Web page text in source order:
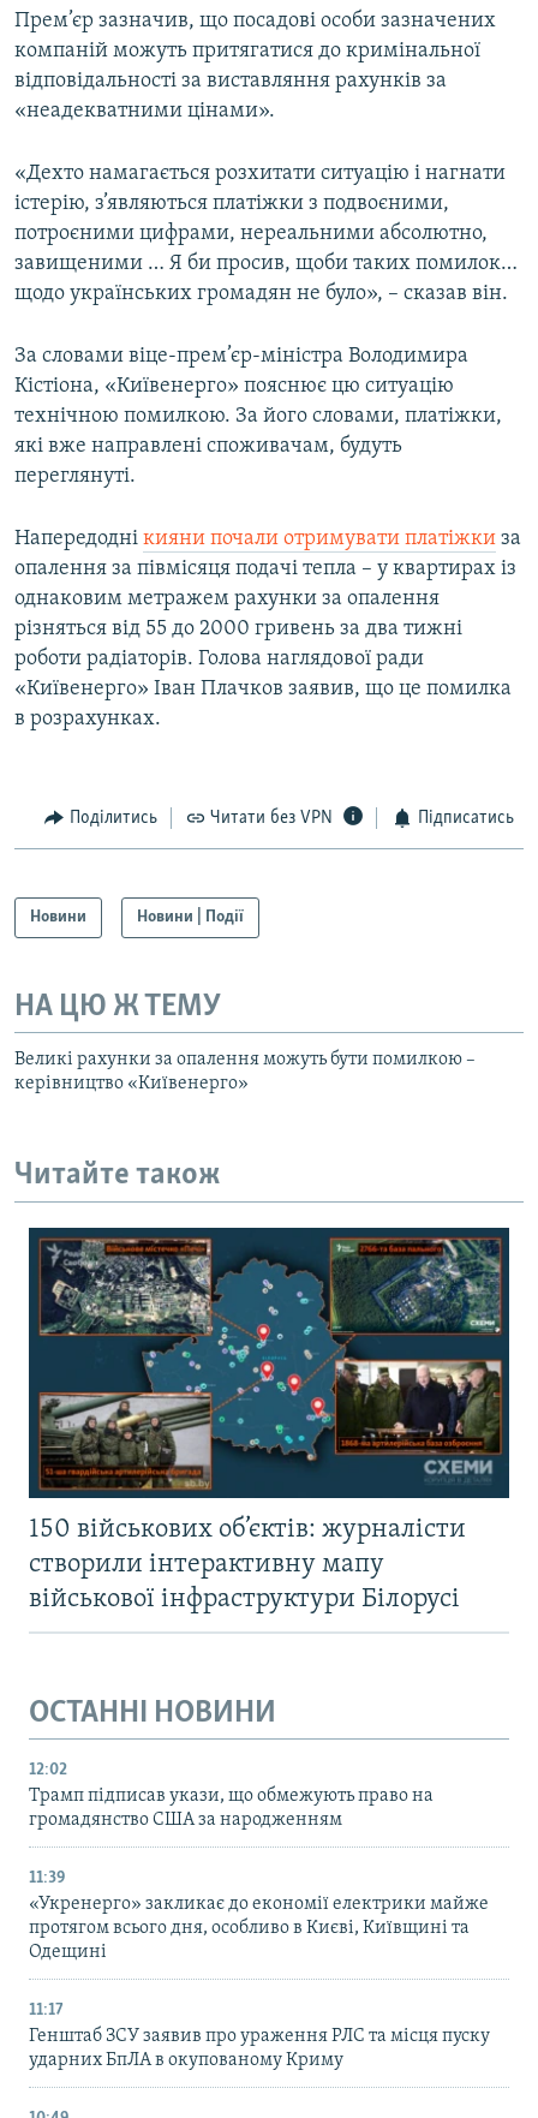
Прем’єр зазначив, що посадові особи зазначених
компаній можуть притягатися до кримінальної
відповідальності за виставляння рахунків за
«неадекватними цінами».
«Дехто намагається розхитати ситуацію і нагнати
істерію, з’являються платіжки з подвоєними,
потроєними цифрами, нереальними абсолютно,
завищеними … Я би просив, щоби таких помилок…
щодо українських громадян не було», – сказав він.
За словами віце-прем’єр-міністра Володимира
Кістіона, «Київенерго» пояснює цю ситуацію
технічною помилкою. За його словами, платіжки,
які вже направлені споживачам, будуть
переглянуті.
Напередодні кияни почали отримувати платіжки за
опалення за півмісяця подачі тепла – у квартирах із
однаковим метражем рахунки за опалення
різняться від 55 до 2000 гривень за два тижні
роботи радіаторів. Голова наглядової ради
«Київенерго» Іван Плачков заявив, що це помилка
в розрахунках.
Поділитись Читати без VPN Підписатись
Новини Новини | Події
НА ЦЮ Ж ТЕМУ
Великі рахунки за опалення можуть бути помилкою –
керівництво «Київенерго»
Читайте також
150 військових об’єктів: журналісти
створили інтерактивну мапу
військової інфраструктури Білорусі
ОСТАННІ НОВИНИ
12:02
Трамп підписав укази, що обмежують право на
громадянство США за народженням
11:39
«Укренерго» закликає до економії електрики майже
протягом всього дня, особливо в Києві, Київщині та
Одещині
11:17
Генштаб ЗСУ заявив про ураження РЛС та місця пуску
ударних БпЛА в окупованому Криму